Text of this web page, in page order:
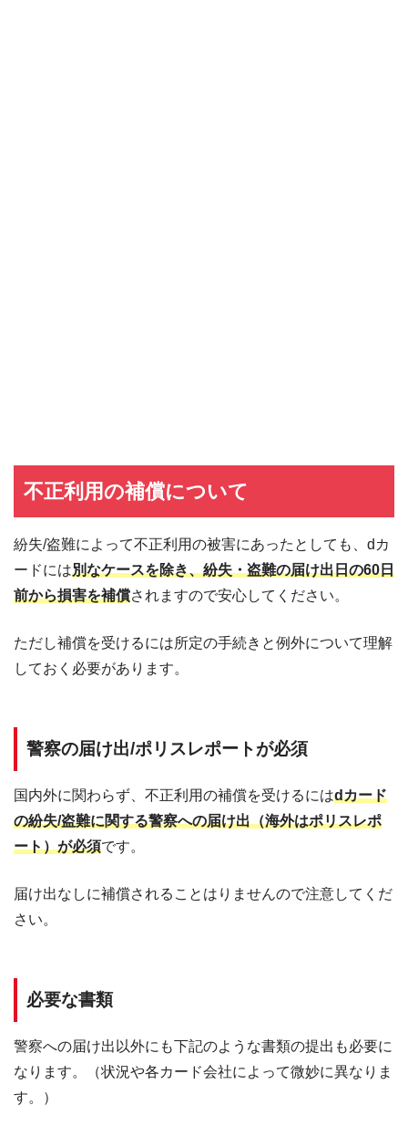
不正利用の補償について
紛失/盗難によって不正利用の被害にあったとしても、dカ
ードには別なケースを除き、紛失・盗難の届け出日の60日
前から損害を補償されますので安心してください。
ただし補償を受けるには所定の手続きと例外について理解
しておく必要があります。
警察の届け出/ポリスレポートが必須
国内外に関わらず、不正利用の補償を受けるにはdカード
の紛失/盗難に関する警察への届け出（海外はポリスレポ
ート）が必須です。
届け出なしに補償されることはりませんので注意してくだ
さい。
必要な書類
警察への届け出以外にも下記のような書類の提出も必要に
なります。（状況や各カード会社によって微妙に異なりま
す。）